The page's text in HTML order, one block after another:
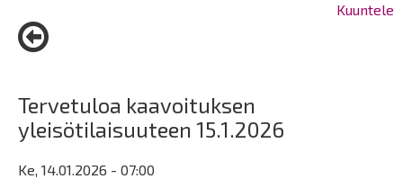
here:
Kuuntele
Tervetuloa kaavoituksen
yleisötilaisuuteen 15.1.2026
Ke, 14.01.2026 - 07:00